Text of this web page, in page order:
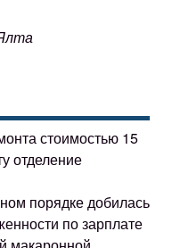
стоимостью 15
отделение
порядке добилась
по зарплате